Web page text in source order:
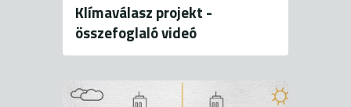
Klímaválasz projekt -
összefoglaló videó